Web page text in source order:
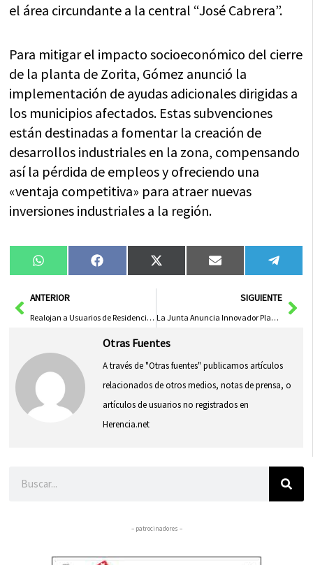
el área circundante a la central “José Cabrera”.
Para mitigar el impacto socioeconómico del cierre
de la planta de Zorita, Gómez anunció la
implementación de ayudas adicionales dirigidas a
los municipios afectados. Estas subvenciones
están destinadas a fomentar la creación de
desarrollos industriales en la zona, compensando
así la pérdida de empleos y ofreciendo una
«ventaja competitiva» para atraer nuevas
inversiones industriales a la región.
Compartir
en
WhatsAppCompartir
en
FacebookCompartir
en
X
(Twitter)
Compartir
en
Email
en
AntANTERIOR
Realojan a Usuarios de Residencia en Pedro Muñoz en el Centro de Día Tras Incendio
SIGUIENTE
La Junta Anuncia Innovador Plan de Transporte Público en Serranía Baja, Alcarria y Serranía Alta
Otras Fuentes
A través de "Otras fuentes" publicamos artículos
relacionados de otros medios, notas de prensa, o
artículos de usuarios no registrados en
Herencia.net
– patrocinadores –